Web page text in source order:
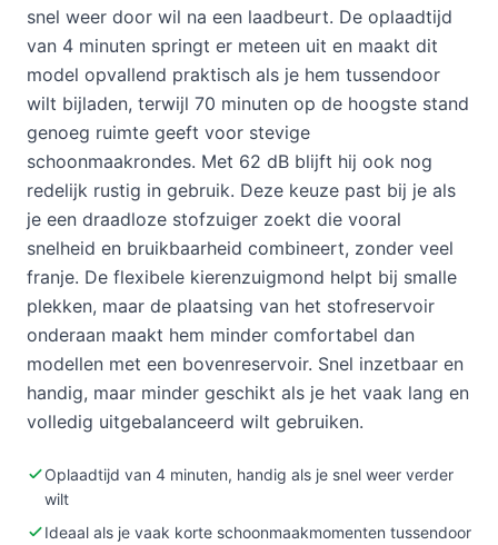
snel weer door wil na een laadbeurt. De oplaadtijd
van 4 minuten springt er meteen uit en maakt dit
model opvallend praktisch als je hem tussendoor
wilt bijladen, terwijl 70 minuten op de hoogste stand
genoeg ruimte geeft voor stevige
schoonmaakrondes. Met 62 dB blijft hij ook nog
redelijk rustig in gebruik. Deze keuze past bij je als
je een draadloze stofzuiger zoekt die vooral
snelheid en bruikbaarheid combineert, zonder veel
franje. De flexibele kierenzuigmond helpt bij smalle
plekken, maar de plaatsing van het stofreservoir
onderaan maakt hem minder comfortabel dan
modellen met een bovenreservoir. Snel inzetbaar en
handig, maar minder geschikt als je het vaak lang en
volledig uitgebalanceerd wilt gebruiken.
Oplaadtijd van 4 minuten, handig als je snel weer verder
wilt
Ideaal als je vaak korte schoonmaakmomenten tussendoor